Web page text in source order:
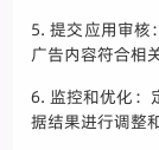
5. 提交应用审核
广告内容符合相
6. 监控和优化：
据结果进行调整